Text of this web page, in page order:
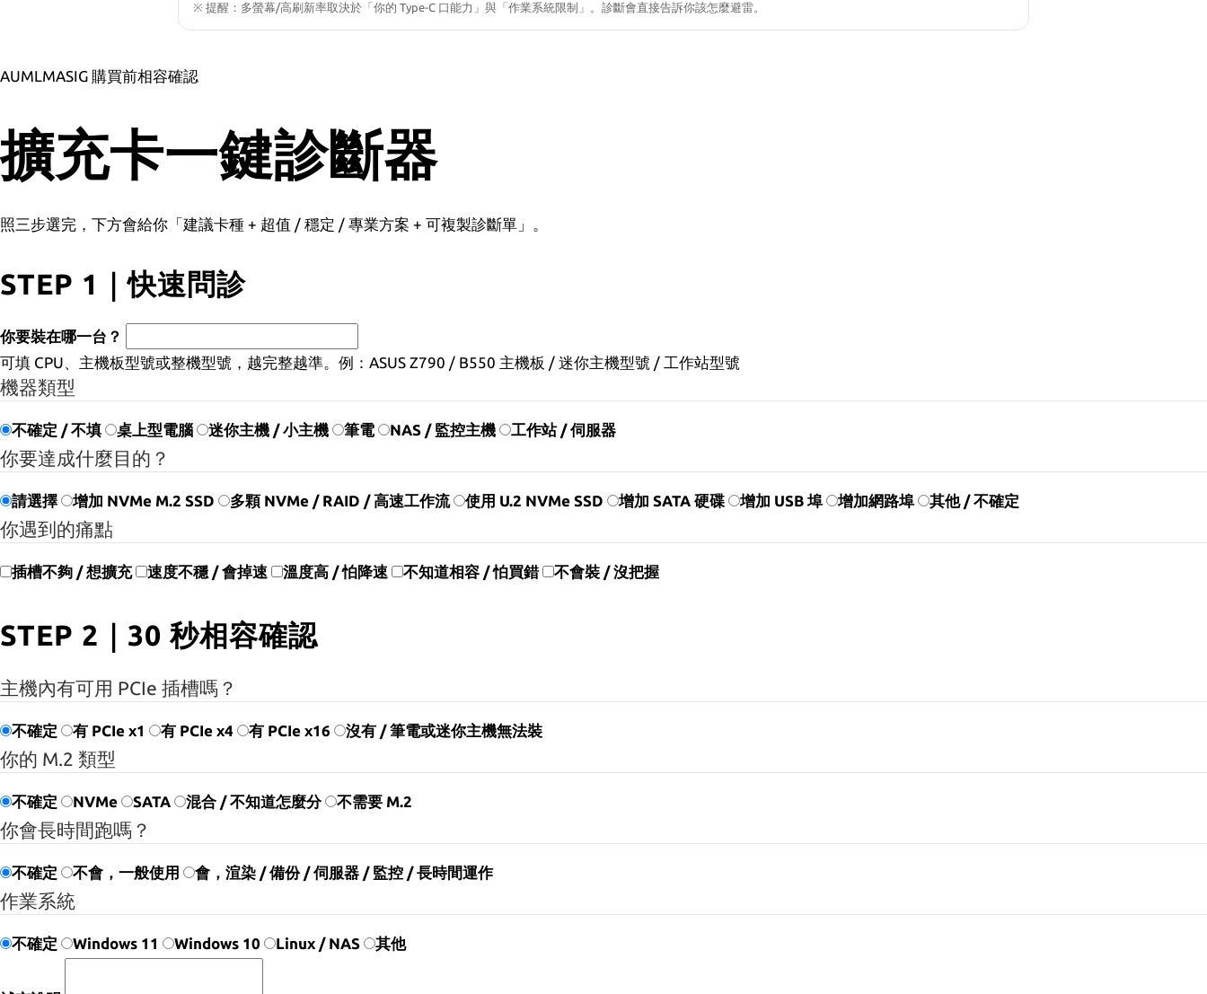
※ 提醒：多螢幕/高刷新率取決於「你的 Type-C 口能力」與「作業系統限制」。診斷會直接告訴你該怎麼避雷。
AUMLMASIG 購買前相容確認
擴充卡一鍵診斷器
照三步選完，下方會給你「建議卡種 + 超值 / 穩定 / 專業方案 + 可複製診斷單」。
STEP 1｜快速問診
你要裝在哪一台？
可填 CPU、主機板型號或整機型號，越完整越準。例：ASUS Z790 / B550 主機板 / 迷你主機型號 / 工作站型號
機器類型
不確定 / 不填 桌上型電腦 迷你主機 / 小主機 筆電 NAS / 監控主機 工作站 / 伺服器
你要達成什麼目的？
請選擇 增加 NVMe M.2 SSD 多顆 NVMe / RAID / 高速工作流 使用 U.2 NVMe SSD 增加 SATA 硬碟 增加 USB 埠 增加網路埠 其他 / 不確定
你遇到的痛點
插槽不夠 / 想擴充 速度不穩 / 會掉速 溫度高 / 怕降速 不知道相容 / 怕買錯 不會裝 / 沒把握
STEP 2｜30 秒相容確認
主機內有可用 PCIe 插槽嗎？
不確定 有 PCIe x1 有 PCIe x4 有 PCIe x16 沒有 / 筆電或迷你主機無法裝
你的 M.2 類型
不確定 NVMe SATA 混合 / 不知道怎麼分 不需要 M.2
你會長時間跑嗎？
不確定 不會，一般使用 會，渲染 / 備份 / 伺服器 / 監控 / 長時間運作
作業系統
不確定 Windows 11 Windows 10 Linux / NAS 其他